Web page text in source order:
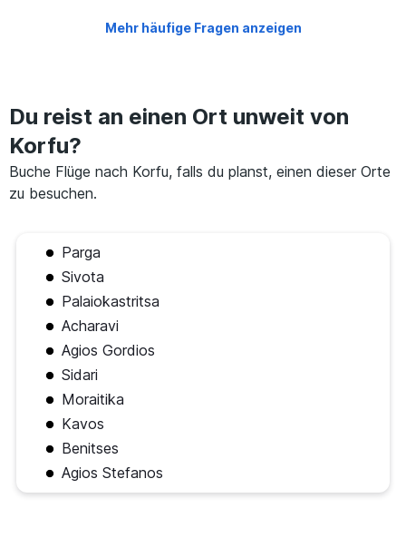
Mehr häufige Fragen anzeigen
Du reist an einen Ort unweit von
Korfu?
Buche Flüge nach Korfu, falls du planst, einen dieser Orte
zu besuchen.
Parga
Sivota
Palaiokastritsa
Acharavi
Agios Gordios
Sidari
Moraitika
Kavos
Benitses
Agios Stefanos